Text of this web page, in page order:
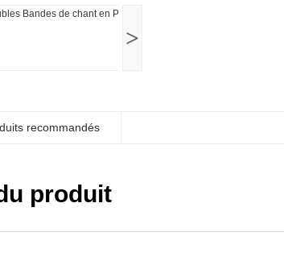
>
recommandés
produit